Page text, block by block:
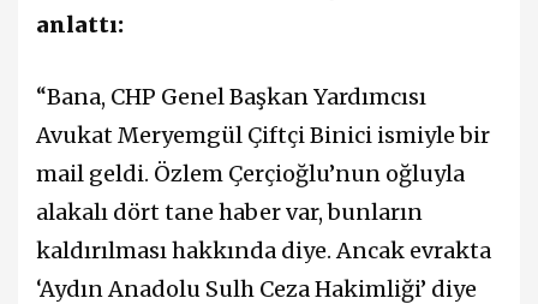
anlattı:
“Bana, CHP Genel Başkan Yardımcısı
Avukat Meryemgül Çiftçi Binici ismiyle bir
mail geldi. Özlem Çerçioğlu’nun oğluyla
alakalı dört tane haber var, bunların
kaldırılması hakkında diye. Ancak evrakta
‘Aydın Anadolu Sulh Ceza Hakimliği’ diye